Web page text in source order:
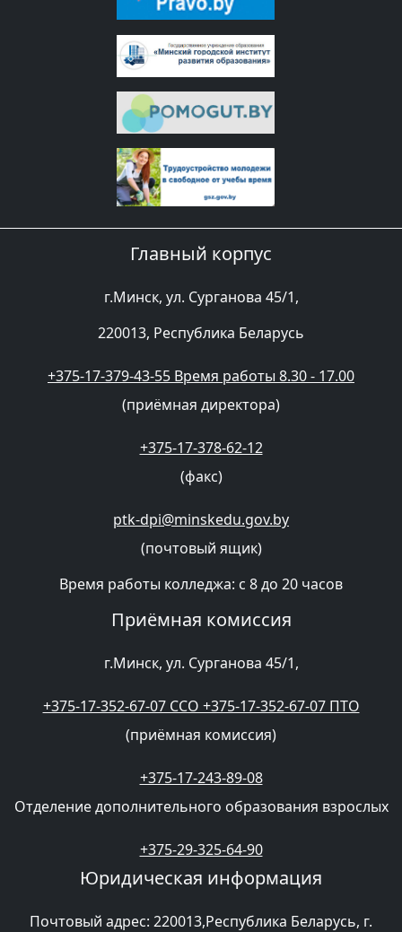
Главный корпус
г.Минск, ул. Сурганова 45/1,
220013, Республика Беларусь
+375-17-379-43-55 Время работы 8.30 - 17.00
(приёмная директора)
+375-17-378-62-12
(факс)
ptk-dpi@minskedu.gov.by
(почтовый ящик)
Время работы колледжа: с 8 до 20 часов
Приёмная комиссия
г.Минск, ул. Сурганова 45/1,
+375-17-352-67-07 CCO +375-17-352-67-07 ПТО
(приёмная комиссия)
+375-17-243-89-08
Отделение дополнительного образования взрослых
+375-29-325-64-90
Юридическая информация
Почтовый адрес: 220013,Республика Беларусь, г.